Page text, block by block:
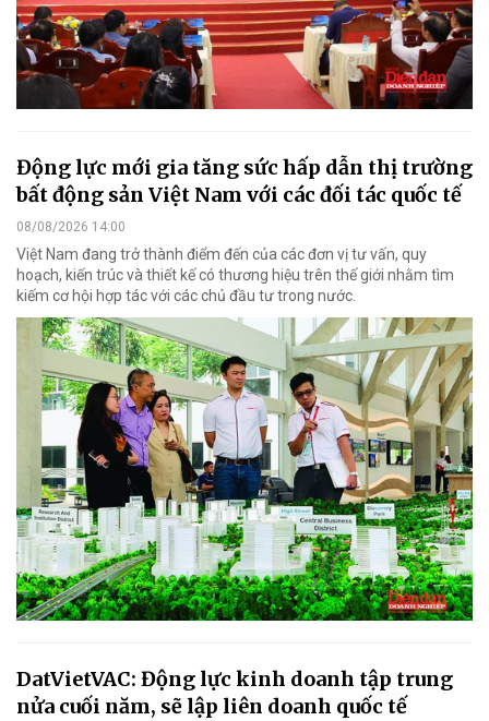
Động lực mới gia tăng sức hấp dẫn thị trường
bất động sản Việt Nam với các đối tác quốc tế
08/08/2026 14:00
Việt Nam đang trở thành điểm đến của các đơn vị tư vấn, quy
hoạch, kiến trúc và thiết kế có thương hiệu trên thế giới nhằm tìm
kiếm cơ hội hợp tác với các chủ đầu tư trong nước.
DatVietVAC: Động lực kinh doanh tập trung
nửa cuối năm, sẽ lập liên doanh quốc tế